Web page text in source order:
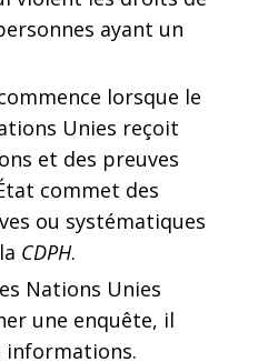
ayant un
lorsque le
Unies reçoit
et des preuves
commet des
ou systématiques
CDPH.
Nations Unies
une enquête, il
informations.